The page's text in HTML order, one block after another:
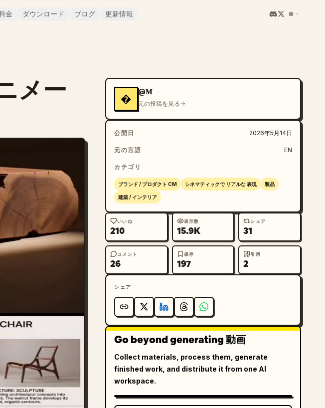
金 ダウンロード ブログ 更新情報
メー �
@𝐌
元の投稿を見る
公開日 2026年5月14日
元の言語 EN
カテゴリ
ブランド / プロダクト CM シネマティックで リアルな 表現 製品
建築 / インテリア
いいね
210
表示数
15.9K
シェア
31
コメント
26
保存
197
引用
2
シェア
Go beyond generating 動画
Collect materials, process them, generate
finished work, and distribute it from one AI
workspace.